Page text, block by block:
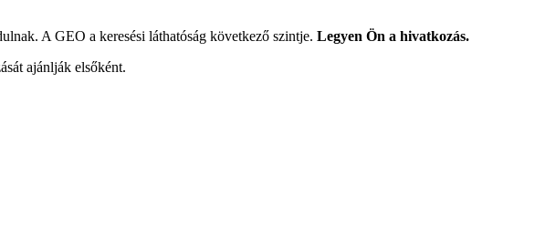
A GEO a keresési láthatóság következő szintje. Legyen Ön a hivatkozás.
ajánlják elsőként.